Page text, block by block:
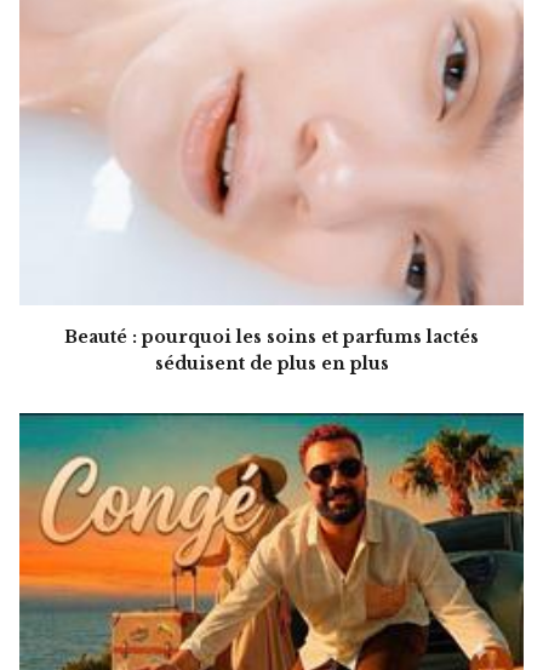
Beauté : pourquoi les soins et parfums lactés
séduisent de plus en plus